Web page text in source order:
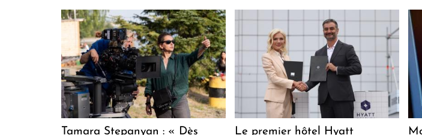
Tamara Stepanyan : « Dès
Le premier hôtel Hyatt